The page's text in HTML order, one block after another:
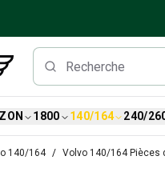
1800 140/164 240/
140/164 Volvo 140/164 Pièces